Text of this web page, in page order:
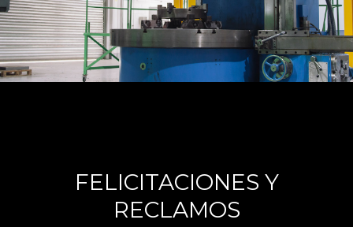
FELICITACIONES Y
RECLAMOS